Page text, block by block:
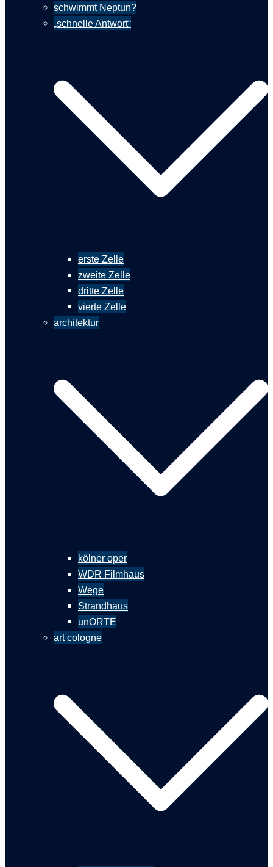
schwimmt Neptun?
„schnelle Antwort“
erste Zelle
zweite Zelle
dritte Zelle
vierte Zelle
architektur
kölner oper
WDR Filmhaus
Wege
Strandhaus
unORTE
art cologne